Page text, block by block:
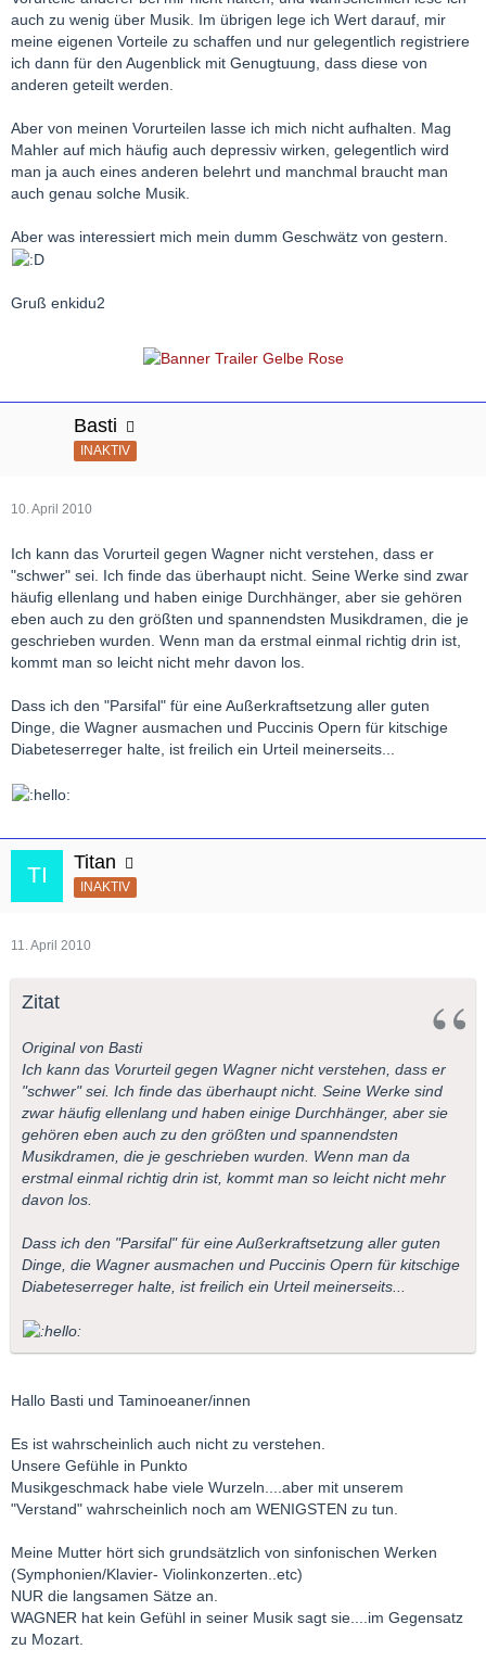
auch zu wenig über Musik. Im übrigen lege ich Wert darauf, mir
meine eigenen Vorteile zu schaffen und nur gelegentlich registriere
ich dann für den Augenblick mit Genugtuung, dass diese von
anderen geteilt werden.
Aber von meinen Vorurteilen lasse ich mich nicht aufhalten. Mag
Mahler auf mich häufig auch depressiv wirken, gelegentlich wird
man ja auch eines anderen belehrt und manchmal braucht man
auch genau solche Musik.
Aber was interessiert mich mein dumm Geschwätz von gestern.
Gruß enkidu2
Basti
INAKTIV
10. April 2010
Ich kann das Vorurteil gegen Wagner nicht verstehen, dass er
"schwer" sei. Ich finde das überhaupt nicht. Seine Werke sind zwar
häufig ellenlang und haben einige Durchhänger, aber sie gehören
eben auch zu den größten und spannendsten Musikdramen, die je
geschrieben wurden. Wenn man da erstmal einmal richtig drin ist,
kommt man so leicht nicht mehr davon los.
Dass ich den "Parsifal" für eine Außerkraftsetzung aller guten
Dinge, die Wagner ausmachen und Puccinis Opern für kitschige
Diabeteserreger halte, ist freilich ein Urteil meinerseits...
Titan
INAKTIV
11. April 2010
Zitat
Original von Basti
Ich kann das Vorurteil gegen Wagner nicht verstehen, dass er
"schwer" sei. Ich finde das überhaupt nicht. Seine Werke sind
zwar häufig ellenlang und haben einige Durchhänger, aber sie
gehören eben auch zu den größten und spannendsten
Musikdramen, die je geschrieben wurden. Wenn man da
erstmal einmal richtig drin ist, kommt man so leicht nicht mehr
davon los.
Dass ich den "Parsifal" für eine Außerkraftsetzung aller guten
Dinge, die Wagner ausmachen und Puccinis Opern für kitschige
Diabeteserreger halte, ist freilich ein Urteil meinerseits...
Hallo Basti und Taminoeaner/innen
Es ist wahrscheinlich auch nicht zu verstehen.
Unsere Gefühle in Punkto
Musikgeschmack habe viele Wurzeln....aber mit unserem
"Verstand" wahrscheinlich noch am WENIGSTEN zu tun.
Meine Mutter hört sich grundsätzlich von sinfonischen Werken
(Symphonien/Klavier- Violinkonzerten..etc)
NUR die langsamen Sätze an.
WAGNER hat kein Gefühl in seiner Musik sagt sie....im Gegensatz
zu Mozart.